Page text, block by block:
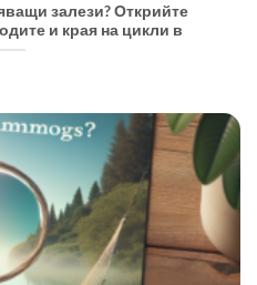
залези? Открийте
и края на цикли в